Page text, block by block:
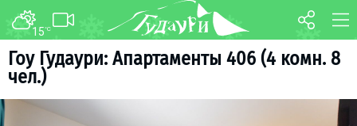
15°C
Гоу Гудаури: Апартаменты 406 (4 комн. 8
чел.)
FORUM MAP